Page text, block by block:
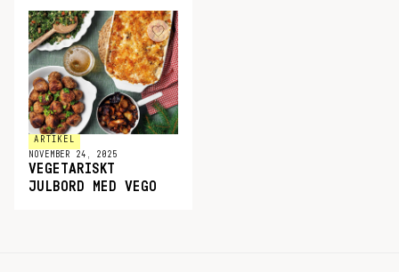
ARTIKEL
NOVEMBER 24, 2025
VEGETARISKT
JULBORD MED VEGO